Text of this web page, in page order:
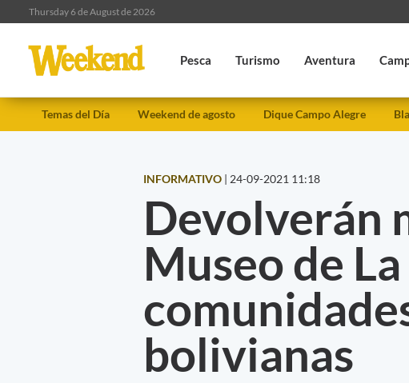
Thursday 6 de August de 2026
Pesca Turismo Aventura
Temas del Día Weekend de agosto Dique Campo Alegre
INFORMATIVO | 24-09-2021 11:18
Devolverán
Museo de
bolivianas